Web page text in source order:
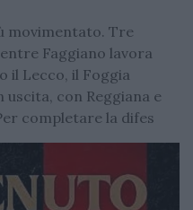
movimentato. Tre
Faggiano lavora
il Lecco, il Foggia
con Reggiana e
completare la difes